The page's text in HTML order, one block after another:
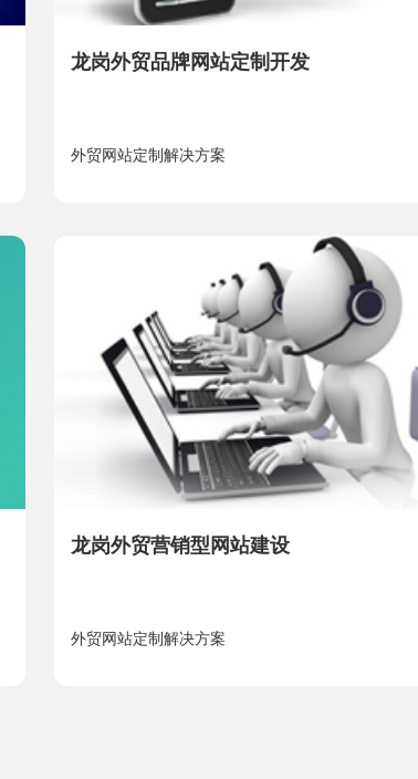
龙岗外贸品牌网站定制开发
外贸网站定制解决方案
龙岗外贸营销型网站建设
外贸网站定制解决方案